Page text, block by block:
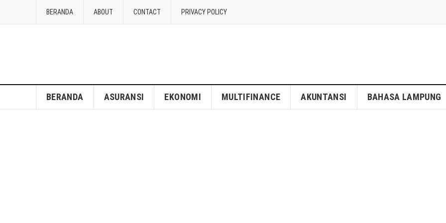
BERANDA ABOUT CONTACT PRIVACY POLICY
BERANDA ASURANSI EKONOMI MULTIFINANCE AKUNTANSI BAHASA LAMPUNG